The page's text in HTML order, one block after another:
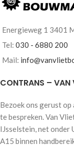
Energieweg 1 3401
Tel: 030 - 6880 200
Mail:
CONTRANS – VAN
Bezoek ons gerust
te bespreken. Van
IJsselstein, net onder
A15 binnen